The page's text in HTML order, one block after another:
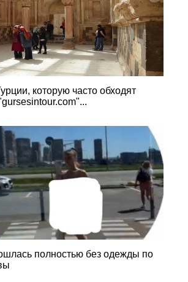
которую часто обходят
полностью без одежды по